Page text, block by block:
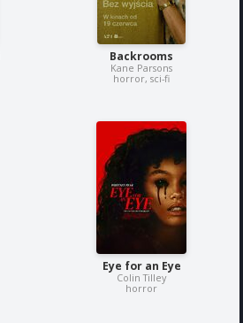
Backrooms
Kane Parsons
horror, sci-fi
Eye for an Eye
Colin Tilley
horror